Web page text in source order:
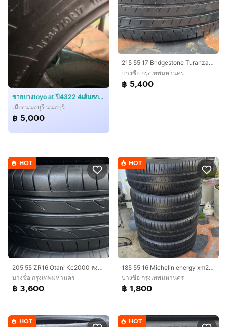
ขายยางtoyo​ at ปี4322 4เส้นสภาพสวยไม่ปะไม่กินข้าง
เมืองนนทบุรี นนทบุรี
฿ 5,000
215​ 55 17 Bridgestone Turanza​ T005A​ ปี23 สวยจัดดอกเต็มๆ​ ร่องยางหนา นุ่มเงียบสุดๆไม่มีแผลปะ​ พร้อมใช้อีกนาน​ ชุด​4เส้น​ 5,400​ บาท
บางซื่อ กรุงเทพมหานคร
฿ 5,400
HOT
205​ 55 ZR16​ Otani Kc2000 ลงพื้นปี25​ ดอกเต็มๆ​ นุ่มเงียบสุดๆพร้อมใช้อีกนาน​ ยางผลิตสัปดาห์​สุด​ท้า​ยปี​24 ชุด​4เส้น​ 3,600​ บาท
บางซื่อ กรุงเทพมหานคร
฿ 3,600
HOT
185​ 55 16 Michelin​ energy xm2​ ปี21 ดอกเต็มๆ นุ่มเงียบสุดๆพร้อมใช้อีกนาน​ ผลิตกลางปี21 ลงพื้น​ปลายปี​ ชุด​4เส้น​ 1,800​ บาท
บางซื่อ กรุงเทพมหานคร
฿ 1,800
HOT HOT